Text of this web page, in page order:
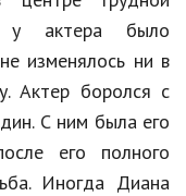
у актера было
изменялось ни в
Актер боролся с
С ним была его
его полного
Иногда Диана